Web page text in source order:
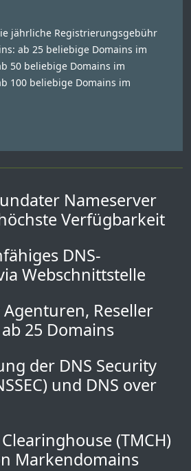
jährliche Registrierungsgebühr
ab 25 beliebige Domains im
50 beliebige Domains im
100 beliebige Domains im
Nameserver
Verfügbarkeit
DNS-
Webschnittstelle
Reseller
25 Domains
der DNS Security
und DNS over
(TMCH)
Markendomains